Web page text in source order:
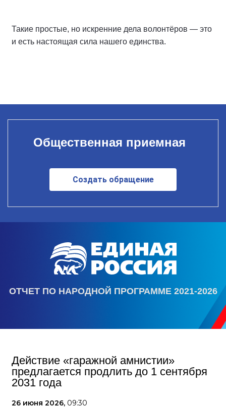
Такие простые, но искренние дела волонтёров — это
и есть настоящая сила нашего единства.
Общественная приемная
Создать обращение
ОТЧЕТ ПО НАРОДНОЙ ПРОГРАММЕ 2021-2026
Действие «гаражной амнистии»
предлагается продлить до 1 сентября
2031 года
26 июня 2026, 09:30